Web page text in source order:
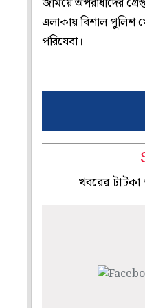
এলাকায় বিশাল পুলিশ
পরিষেবা।
খবরের